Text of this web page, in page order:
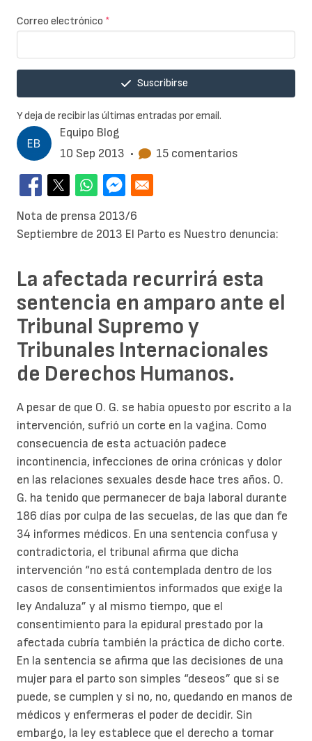
Equipo Blog
10 Sep 2013 • 15 comentarios
Nota de prensa 2013/6
Septiembre de 2013 El Parto es Nuestro denuncia:
La afectada recurrirá esta
sentencia en amparo ante el
Tribunal Supremo y
Tribunales Internacionales
de Derechos Humanos.
A pesar de que O. G. se había opuesto por escrito a la
intervención, sufrió un corte en la vagina. Como
consecuencia de esta actuación padece
incontinencia, infecciones de orina crónicas y dolor
en las relaciones sexuales desde hace tres años. O.
G. ha tenido que permanecer de baja laboral durante
186 días por culpa de las secuelas, de las que dan fe
34 informes médicos. En una sentencia confusa y
contradictoria, el tribunal afirma que dicha
intervención “no está contemplada dentro de los
casos de consentimientos informados que exige la
ley Andaluza” y al mismo tiempo, que el
consentimiento para la epidural prestado por la
afectada cubría también la práctica de dicho corte.
En la sentencia se afirma que las decisiones de una
mujer para el parto son simples “deseos” que si se
puede, se cumplen y si no, no, quedando en manos de
médicos y enfermeras el poder de decidir. Sin
embargo, la ley establece que el derecho a tomar
Correo electrónico *
Suscribirse
Y deja de recibir las últimas entradas por email.